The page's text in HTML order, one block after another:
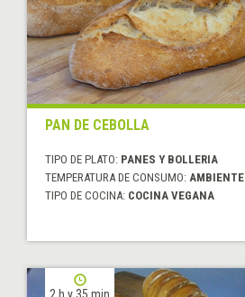
PAN DE CEBOLLA
TIPO DE PLATO: PANES Y BOLLERIA
TEMPERATURA DE CONSUMO: AMBIENTE
TIPO DE COCINA: COCINA VEGANA